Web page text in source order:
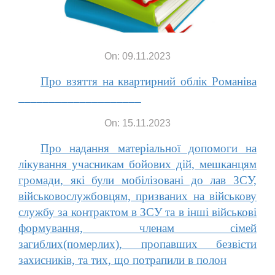
On: 09.11.2023
Про взяття на квартирний облік Романіва
On: 15.11.2023
Про надання матеріальної допомоги на
лікування учасникам бойових дій, мешканцям
громади, які були мобілізовані до лав ЗСУ,
військовослужбовцям, призваних на військову
службу за контрактом в ЗСУ та в інші військові
формування, членам сімей
загиблих(померлих), пропавших безвісти
захисників, та тих, що потрапили в полон